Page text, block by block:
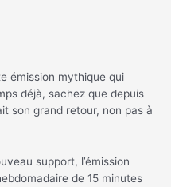
émission mythique qui
déjà, sachez que depuis
son grand retour, non pas à
support, l’émission
de 15 minutes